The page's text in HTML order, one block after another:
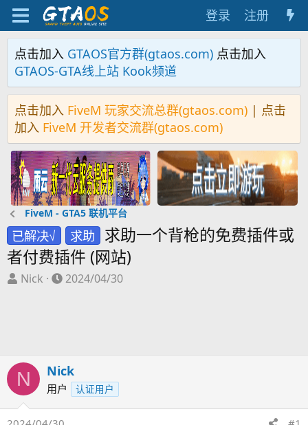
登录 注册
点击加入 GTAOS官方群(gtaos.com) 点击加入
GTAOS-GTA线上站 Kook频道
点击加入 FiveM 玩家交流总群(gtaos.com) | 点击
加入 FiveM 开发者交流群(gtaos.com)
FiveM - GTA5 联机平台
已解决√ 求助
求助一个背枪的免费插件或
者付费插件 (网站)
主
Nick
开
2024/04/30
N Nick
用户 认证用户